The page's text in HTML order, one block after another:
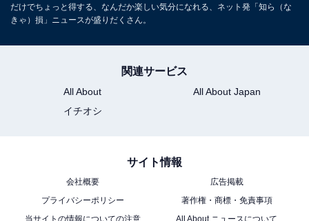
だけでちょっと得する、なんだか楽しい気分になれる、ネット発「知ら（な
きゃ）損」ニュースが盛りだくさん。
関連サービス
All About
All About Japan
イチオシ
サイト情報
会社概要
広告掲載
プライバシーポリシー
著作権・商標・免責事項
当サイトの情報についての注意
All About ニュースについて